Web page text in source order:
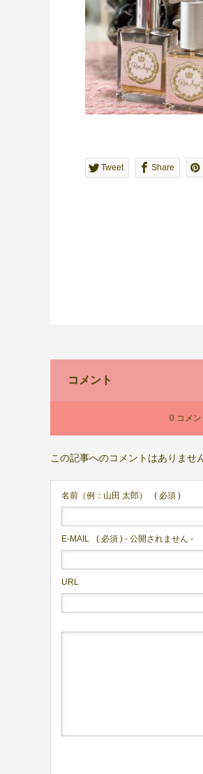
Tweet Share
コメント
0 コメン
この記事へのコメントはありませ
名前（例：山田 太郎） ( 必須 )
E-MAIL ( 必須 ) - 公開されません -
URL